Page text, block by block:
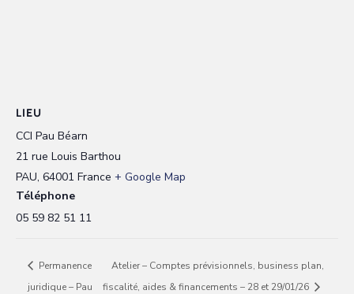
LIEU
CCI Pau Béarn
21 rue Louis Barthou
PAU, 64001 France + Google Map
Téléphone
05 59 82 51 11
Permanence
juridique – Pau
Atelier – Comptes prévisionnels, business plan,
fiscalité, aides & financements – 28 et 29/01/26